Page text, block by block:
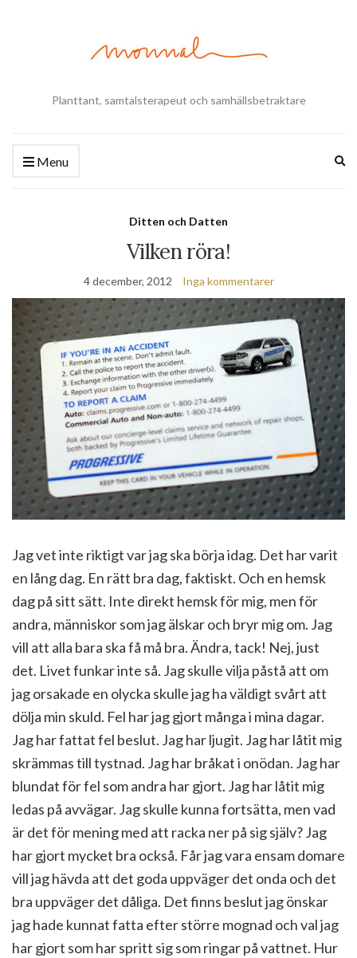
Planttant, samtalsterapeut och samhällsbetraktare
Menu
Ditten och Datten
Vilken röra!
4 december, 2012 Inga kommentarer
Jag vet inte riktigt var jag ska börja idag. Det har varit
en lång dag. En rätt bra dag, faktiskt. Och en hemsk
dag på sitt sätt. Inte direkt hemsk för mig, men för
andra, människor som jag älskar och bryr mig om. Jag
vill att alla bara ska få må bra. Ändra, tack! Nej, just
det. Livet funkar inte så. Jag skulle vilja påstå att om
jag orsakade en olycka skulle jag ha väldigt svårt att
dölja min skuld. Fel har jag gjort många i mina dagar.
Jag har fattat fel beslut. Jag har ljugit. Jag har låtit mig
skrämmas till tystnad. Jag har bråkat i onödan. Jag har
blundat för fel som andra har gjort. Jag har låtit mig
ledas på avvägar. Jag skulle kunna fortsätta, men vad
är det för mening med att racka ner på sig själv? Jag
har gjort mycket bra också. Får jag vara ensam domare
vill jag hävda att det goda uppväger det onda och det
bra uppväger det dåliga. Det finns beslut jag önskar
jag hade kunnat fatta efter större mognad och val jag
har gjort som har spritt sig som ringar på vattnet. Hur